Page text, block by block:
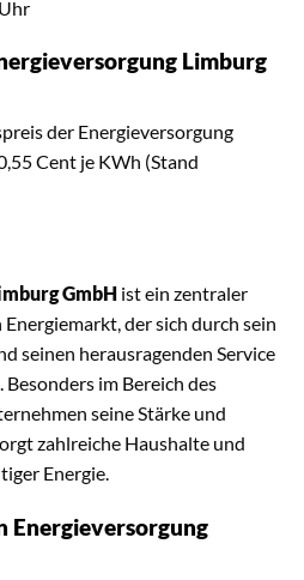
Limburg
der Energieversorgung
Cent je KWh (Stand
GmbH ist ein zentraler
der sich durch sein
seinen herausragenden Service
im Bereich des
seine Stärke und
zahlreiche Haushalte und
Energie.
Energieversorgung